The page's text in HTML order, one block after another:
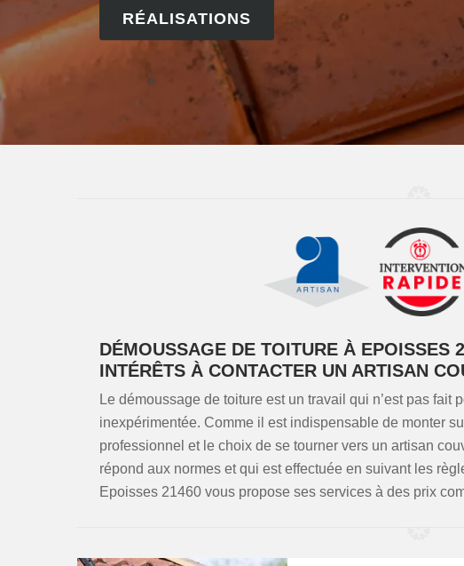
RÉALISATIONS
DÉMOUSSAGE DE TOITURE À EPOISSES
INTÉRÊTS À CONTACTER UN ARTISAN
Le démoussage de toiture est un travail qui n’est pas fait
inexpérimentée. Comme il est indispensable de monter
professionnel et le choix de se tourner vers un artisan
répond aux normes et qui est effectuée en suivant les
Epoisses 21460 vous propose ses services à des prix